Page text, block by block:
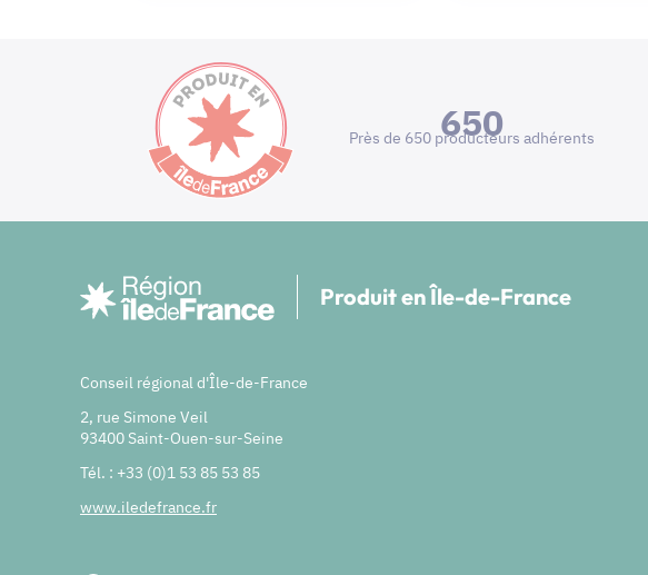
650
Près de 650 producteurs adhérents
Produit en Île-de-France
Conseil régional d'Île-de-France
2, rue Simone Veil
93400 Saint-Ouen-sur-Seine
Tél. : +33 (0)1 53 85 53 85
www.iledefrance.fr